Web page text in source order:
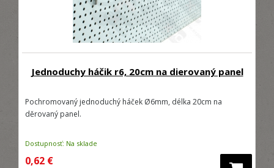
Jednoduchy háčik r6, 20cm na dierovaný panel
Pochromovaný jednoduchý háček Ø6mm, délka 20cm na
děrovaný panel.
Dostupnosť: Na sklade
0,62 €